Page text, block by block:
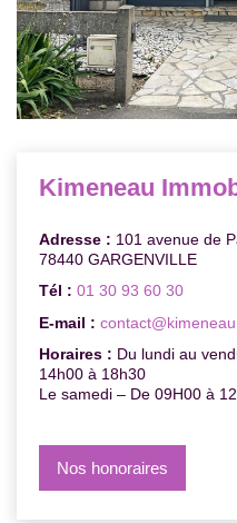
Extranet
Kimeneau
Adresse : 101 avenue de
78440 GARGENVILLE
Tél : 01 30 93 60 30
E-mail :
Horaires : Du lundi au
14h00 à 18h30
Le samedi – De 09H00 à
Nos honoraires